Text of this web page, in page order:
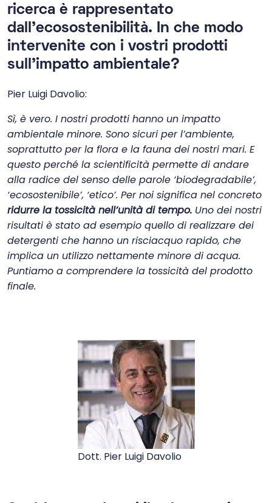
ricerca è rappresentato
dall’ecosostenibilità. In che modo
intervenite con i vostri prodotti
sull’impatto ambientale?
Pier Luigi Davolio:
Sì, è vero. I nostri prodotti hanno un impatto
ambientale minore. Sono sicuri per l’ambiente,
soprattutto per la flora e la fauna dei nostri mari. E
questo perché la scientificità permette di andare
alla radice del senso delle parole ‘biodegradabile’,
‘ecosostenibile’, ‘etico’. Per noi significa nel concreto
ridurre la tossicità nell’unità di tempo. Uno dei nostri
risultati è stato ad esempio quello di realizzare dei
detergenti che hanno un risciacquo rapido, che
implica un utilizzo nettamente minore di acqua.
Puntiamo a comprendere la tossicità del prodotto
finale.
Dott. Pier Luigi Davolio